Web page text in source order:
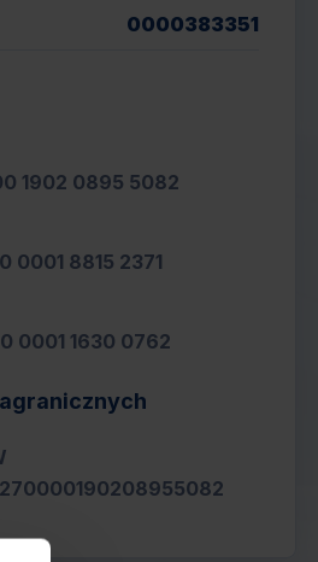
0000383351
1902 0895 5082
0001 8815 2371
0001 1630 0762